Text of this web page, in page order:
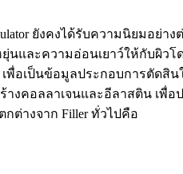
ยังคงได้รับความนิยมอย่
ละความอ่อนเยาว์ให้กับผิวโ
เพื่อเป็นข้อมูลประกอบการตัด
างคอลลาเจนและอีลาสติน เ
กต่างจาก Filler ทั่วไปคือ